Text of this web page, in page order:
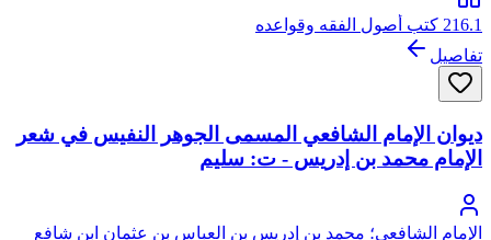
216.1 كتب أصول الفقه وقواعده
تفاصيل
ديوان الإمام الشافعي المسمى الجوهر النفيس في شعر
الإمام محمد بن إدريس - ت: سليم
الإمام الشافعي؛ محمد بن إدريس بن العباس بن عثمان ابن شافع